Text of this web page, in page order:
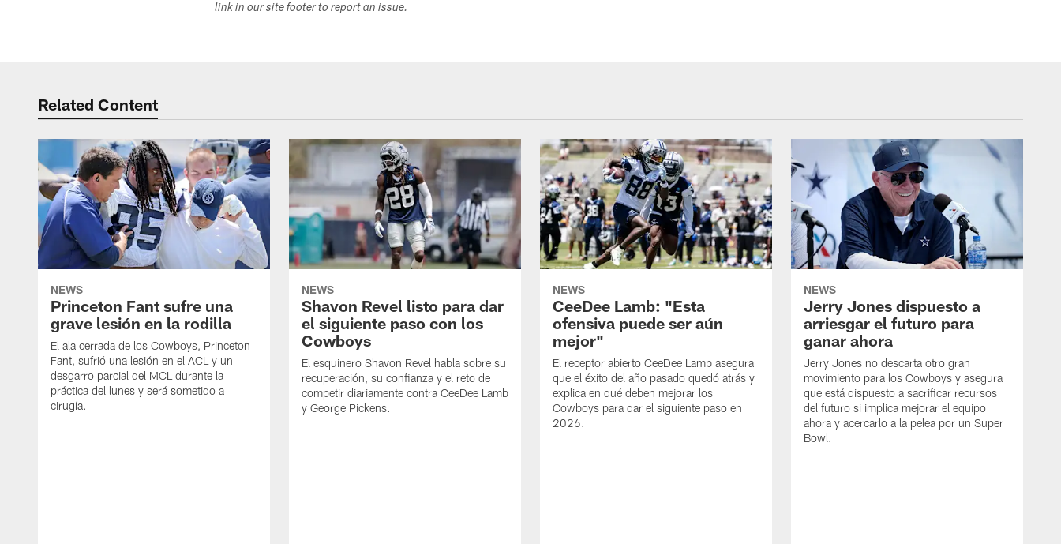
link in our site footer to report an issue.
Related Content
NEWS
Princeton Fant sufre una
grave lesión en la rodilla
El ala cerrada de los Cowboys, Princeton
Fant, sufrió una lesión en el ACL y un
desgarro parcial del MCL durante la
práctica del lunes y será sometido a
cirugía.
NEWS
Shavon Revel listo para dar
el siguiente paso con los
Cowboys
El esquinero Shavon Revel habla sobre su
recuperación, su confianza y el reto de
competir diariamente contra CeeDee Lamb
y George Pickens.
NEWS
CeeDee Lamb: "Esta
ofensiva puede ser aún
mejor"
El receptor abierto CeeDee Lamb asegura
que el éxito del año pasado quedó atrás y
explica en qué deben mejorar los
Cowboys para dar el siguiente paso en
2026.
NEWS
Jerry Jones dispuesto a
arriesgar el futuro para
ganar ahora
Jerry Jones no descarta otro gran
movimiento para los Cowboys y asegura
que está dispuesto a sacrificar recursos
del futuro si implica mejorar el equipo
ahora y acercarlo a la pelea por un Super
Bowl.